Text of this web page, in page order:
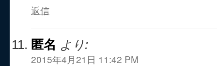
返信
匿名 より:
2015年4月21日 11:42 PM